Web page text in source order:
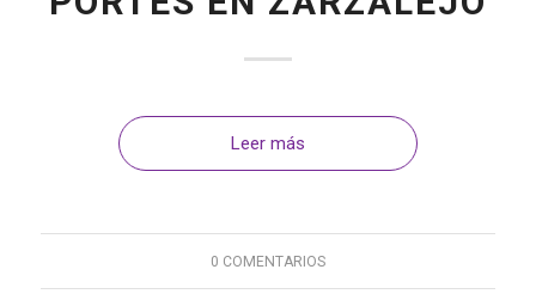
Leer más
0 COMENTARIOS